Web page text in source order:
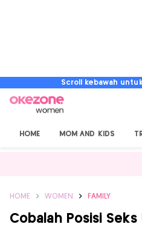
Scroll kebawah
HOME MOM AND KIDS
HOME WOMEN FAMILY
Cobalah Posisi Seks